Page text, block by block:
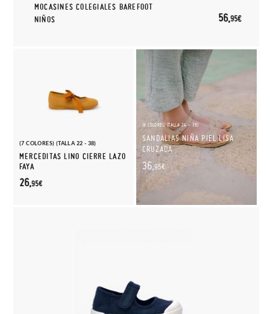
MOCASINES COLEGIALES BAREFOOT
NIÑOS
56,95€
(7 COLORES) (TALLA 22 - 38)
MERCEDITAS LINO CIERRE LAZO
FAYA
26,95€
(6 COLORES) (TALLA 24 - 39)
SANDALIAS NIÑA PIEL LISA
CRUZADA
36, 95€